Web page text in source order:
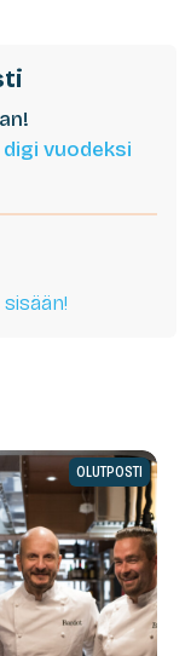
vuodeksi
OLUTPOSTI